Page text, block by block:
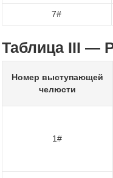
7#
Таблица III —
Номер выступающей
челюсти
1#